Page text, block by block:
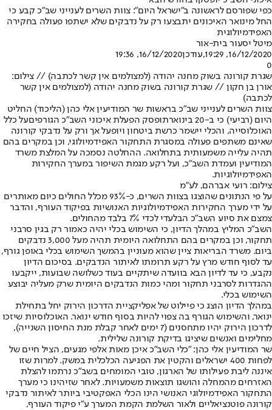
כפי שפורסם לראשונה ב"ישראל היום": צוות השרים לענייני שב"כ קבע כי
החל מינואר האיכונים יתבצעו רק על נדבקים שלא ישתפו פעולה בחקירה
האפידמיולוגית
מיטל יסעור בית-אור
16/12/2020, 19:29
,עודכן16/12/2020, 19:36
0
שגרת קורונה בשוק מחנה יהודה (למצולמים אין קשר לכתבה) // צילום:
אורן בן חקון // שגרת קורונה בשוק מחנה יהודה (למצולמים אין קשר
לכתבה)
צוות השרים לענייני שב"כ בראשות שר המודיעין אלי כהן (הליכוד) החליט
היום (רביעי) כי ב-20 בינואר
תופסק הפעלת איכוני השב"כ הגורפיםעל כלל
האוכלוסייה, והכלי יישמר כרשת ביטחון ויופעל אך ורק על נדבקי קורונה
שאינם משתפים פעולה במסגרת התחקור האפידמיולוגי, וכן במקרים בהם
תהיה עלייה משמעותית בתחלואה. ההחלטה נסמכה על המלצת משרד
המודיעין ועמדת השב"כ, ועל רקע מגמת השיפור במערך החקירות
האפידמיולוגיות.
צילום: רועי אברהם, לע״מ
על פי הנתונים שהוצגו בצוות השרים, כ-93% מכלל החולים כיום מאותרים
על ידי מערך החקירות האפידמיולוגיות האנושיות בפיקוד העורף, והדבר
צמצם את סיוע השב"כ הבלעדי לכדי 7% בלבד מהחולים.
השב"כ המליץ במהלך הדיון, כי השימוש בכלי יהיה כאמור רק בגין סרבני
תחקור, וכן במקרים בהם התחלואה היומית תהיה מעל 3,000 נדבקים
ביום. משרד הבריאות ציין שהוא מעוניין בהמשך השימוש בכלי באופן גורף,
עד לסוף חודש מרץ על רקע תרומתו לאיתור הנדבקים. בסיכום הדיון
נקבע, כי עד לדיון הבא בוועדה שיתקיים בעוד כשלושה שבועות, ייקבעו
ההגדרות לסרבני תחקור ומהי כמות הנדבקים היומית שרק מעליה יבוצע
השימוש בכלי.
במהלך הדיון הוצג כי פיילוט של אפליקציית הדרכון הירוק יחל בתחילת
ינואר, והשימוש הגורף בה צפוי להיות בסוף חודש ינואר. האוכלוסיות שיזכו
לדרכון הירוק יהיו מתחסנים (7 ימים לאחר קבלת מנת החיסון השנייה),
מחלימים ואנשים שיציגו בדיקת קורונה שלילית.
שר המודיעין אלי כהן: "כלי השב"כ איכן מאות אלפי מגעים, הציל חיים של
לפחות 400 ישראלים והקטין את הפגיעה הכלכלית במשק. למרות שזו
איננה ליבת פעילותו של הארגון, טובי המומחים בשב"כ נרתמו להצלת
האזרחים מהמחלה והושגו תוצאות משמעויות. לאחר שזיהינו כי מערך
התחקור האפידמיולוגי האנושי הינו הכלי האפקטיבי ביותר לאיתור נדבקי
קורונה פוטנציאליים ולאור השלמת הקמת המערך ע"י פיקוד העורף,